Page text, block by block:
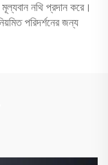
মূল্যবান নথি প্রদান করে।
পরিদর্শনের জন্য